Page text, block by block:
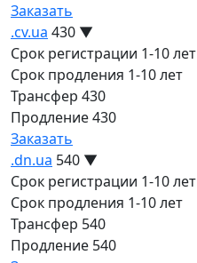
Заказать
.cv.ua 430 ▼
Срок регистрации 1-10 лет
Срок продления 1-10 лет
Трансфер 430
Продление430
Заказать
.dn.ua 540 ▼
Срок регистрации 1-10 лет
Срок продления 1-10 лет
Трансфер 540
Продление 540